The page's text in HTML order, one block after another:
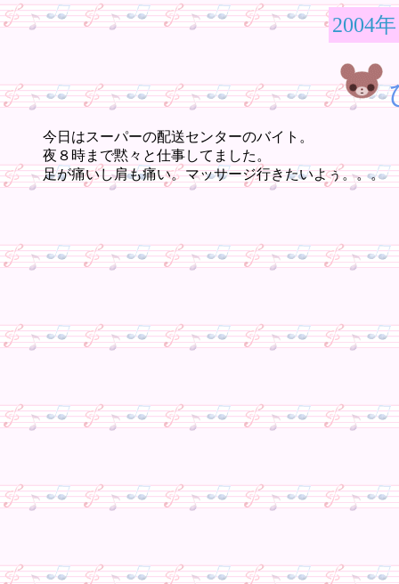
2004
今日はスーパーの配送センターのバイト。
夜８時まで黙々と仕事してました。
足が痛いし肩も痛い。マッサージ行きたいよぅ。。。